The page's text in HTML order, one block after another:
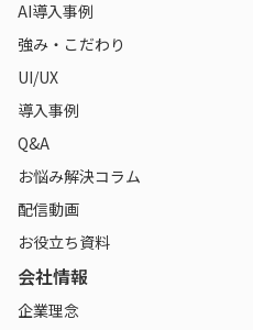
AI導入事例
強み・こだわり
UI/UX
導入事例
Q&A
お悩み解決コラム
配信動画
お役立ち資料
会社情報
企業理念